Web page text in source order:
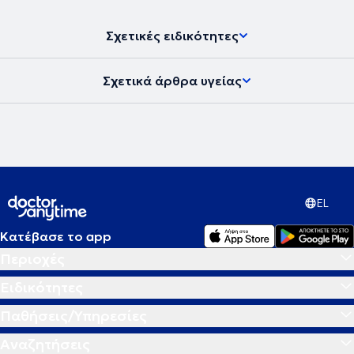
Σχετικές ειδικότητες
Σχετικά άρθρα υγείας
EL
Κατέβασε το app